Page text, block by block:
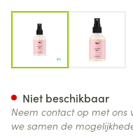
View larger image
View
Niet beschikbaar
Neem contact op met ons
we samen de